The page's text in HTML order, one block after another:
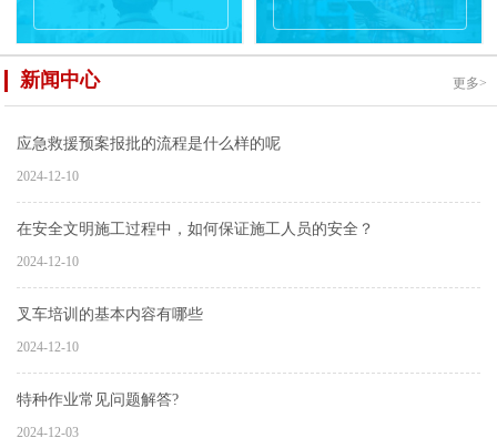
新闻中心 更多>
应急救援预案报批的流程是什么样的呢
2024-12-10
在安全文明施工过程中，如何保证施工人员的安全？
2024-12-10
叉车培训的基本内容有哪些
2024-12-10
特种作业常见问题解答?
2024-12-03